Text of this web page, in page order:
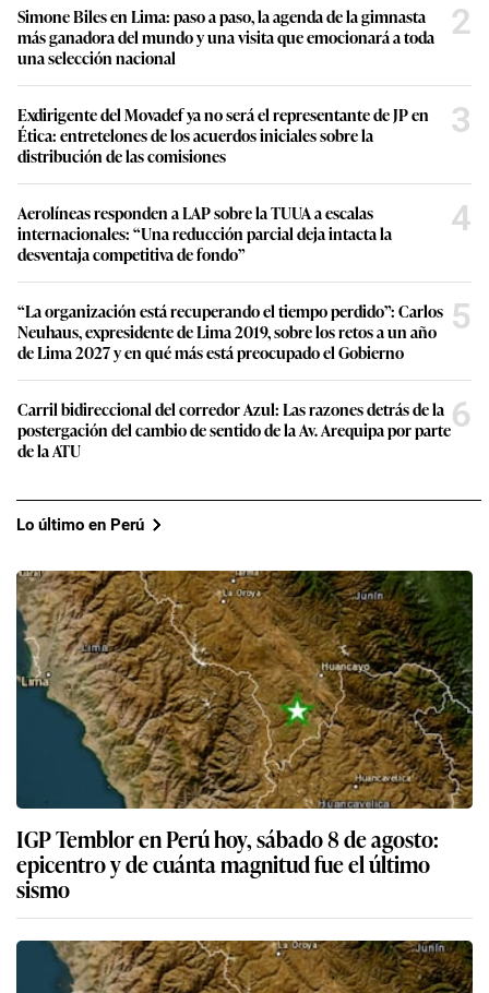
Simone Biles en Lima: paso a paso, la agenda de la gimnasta
más ganadora del mundo y una visita que emocionará a toda
una selección nacional
2
Exdirigente del Movadef ya no será el representante de JP en
Ética: entretelones de los acuerdos iniciales sobre la
distribución de las comisiones
3
Aerolíneas responden a LAP sobre la TUUA a escalas
internacionales: “Una reducción parcial deja intacta la
desventaja competitiva de fondo”
4
“La organización está recuperando el tiempo perdido”: Carlos
Neuhaus, expresidente de Lima 2019, sobre los retos a un año
de Lima 2027 y en qué más está preocupado el Gobierno
5
Carril bidireccional del corredor Azul: Las razones detrás de la
postergación del cambio de sentido de la Av. Arequipa por parte
de la ATU
6
Lo último en Perú
IGP Temblor en Perú hoy, sábado 8 de agosto:
epicentro y de cuánta magnitud fue el último
sismo